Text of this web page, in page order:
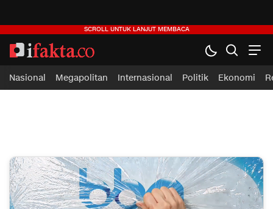
ifakta.co
#pastibenar
Nasional Megapolitan Internasional Politik Ekonomi